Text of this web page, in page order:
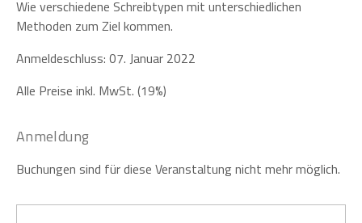
Wie verschiedene Schreibtypen mit unterschiedlichen
Methoden zum Ziel kommen.
Anmeldeschluss: 07. Januar 2022
Alle Preise inkl. MwSt. (19%)
Anmeldung
Buchungen sind für diese Veranstaltung nicht mehr möglich.